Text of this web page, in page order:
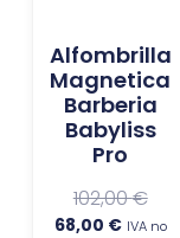
Alfombrilla
Magnetica
Barberia
Babyliss
Pro
102,00€
68,00 € IVA no